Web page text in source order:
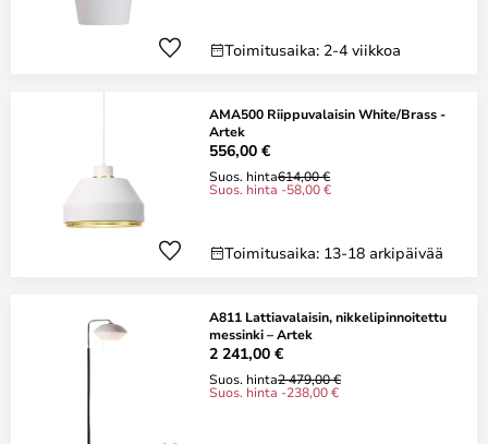
Toimitusaika: 2-4 viikkoa
AMA500 Riippuvalaisin White/Brass -
Artek
556,00 €
Suos. hinta614,00 €
Suos. hinta -58,00 €
Toimitusaika: 13-18 arkipäivää
A811 Lattiavalaisin, nikkelipinnoitettu
messinki – Artek
2 241,00 €
Suos. hinta2 479,00 €
Suos. hinta -238,00 €